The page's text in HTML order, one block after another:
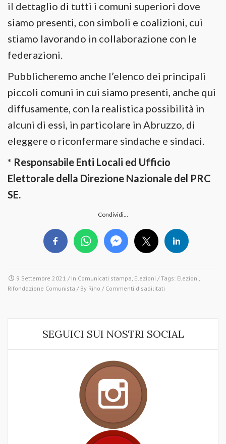
il dettaglio di tutti i comuni superiori dove
siamo presenti, con simboli e coalizioni, cui
stiamo lavorando in collaborazione con le
federazioni.
Pubblicheremo anche l’elenco dei principali
piccoli comuni in cui siamo presenti, anche qui
diffusamente, con la realistica possibilità in
alcuni di essi, in particolare in Abruzzo, di
eleggere o riconfermare sindache e sindaci.
* Responsabile Enti Locali ed Ufficio
Elettorale della Direzione Nazionale del PRC
SE.
Condividi...
9 Settembre 2021 / In Comunicati stampa, Elezioni / Tags: Elezioni,
Rifondazione Comunista / By Rino / Commenti disabilitati
2021
ELEZIONI
SEGUICI SUI NOSTRI SOCIAL